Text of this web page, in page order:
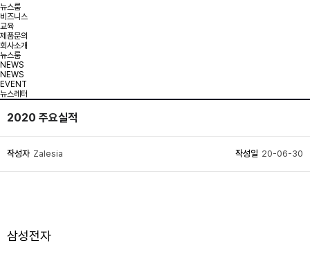
뉴스룸
비즈니스
교육
제품문의
회사소개
뉴스룸
NEWS
NEWS
EVENT
뉴스레터
2020 주요실적
작성자 Zalesia 작성일 20-06-30
삼성전자